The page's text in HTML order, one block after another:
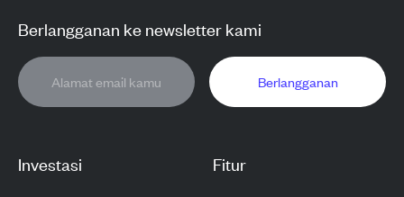
Investasi Fitur
Berlangganan ke newsletter kami
Berlangganan